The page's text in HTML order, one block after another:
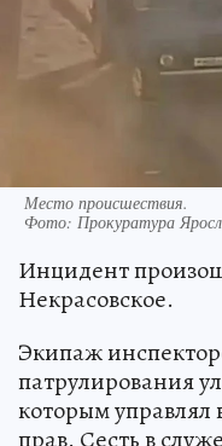
Место происшествия.
Фото: Прокуратура
Инцидент
Некрасовское.
Экипаж
патрулирования
которым